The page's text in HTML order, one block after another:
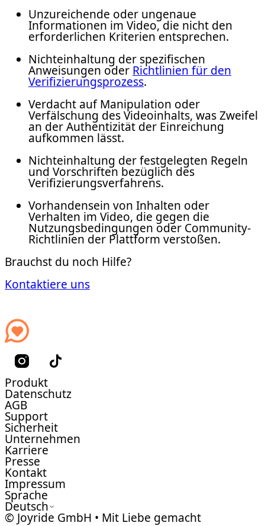
Unzureichende oder ungenaue
Informationen im Video, die nicht den
erforderlichen Kriterien entsprechen.
Nichteinhaltung der spezifischen
Anweisungen oder Richtlinien für den
Verifizierungsprozess.
Verdacht auf Manipulation oder
Verfälschung des Videoinhalts, was Zweifel
an der Authentizität der Einreichung
aufkommen lässt.
Nichteinhaltung der festgelegten Regeln
und Vorschriften bezüglich des
Verifizierungsverfahrens.
Vorhandensein von Inhalten oder
Verhalten im Video, die gegen die
Nutzungsbedingungen oder Community-
Richtlinien der Plattform verstoßen.
Brauchst du noch Hilfe?
Kontaktiere uns
Produkt
Datenschutz
AGB
Support
Sicherheit
Unternehmen
Karriere
Presse
Kontakt
Impressum
Sprache
Deutsch
© Joyride GmbH • Mit Liebe gemacht